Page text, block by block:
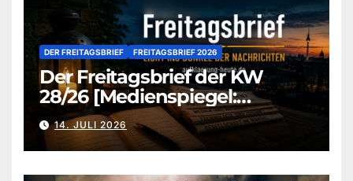
DER FREITAGSBRIEF FREITAGSBRIEF 2026
Der Freitagsbrief der KW
28/26 [Medienspiegel:
aufklaerung-heute.de]
14. JULI 2026